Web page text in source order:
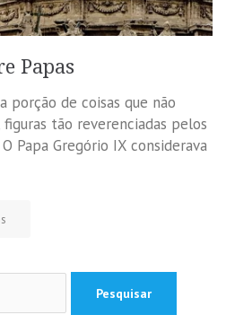
Papas
porção de coisas que não
tão reverenciadas pelos
Papa Gregório IX considerava